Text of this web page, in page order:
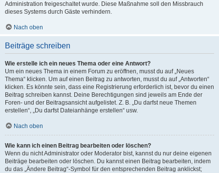
Administration freigeschaltet wurde. Diese Maßnahme soll den Missbrauch
dieses Systems durch Gäste verhindern.
Nach oben
Beiträge schreiben
Wie erstelle ich ein neues Thema oder eine Antwort?
Um ein neues Thema in einem Forum zu eröffnen, musst du auf „Neues
Thema“ klicken. Um auf einen Beitrag zu antworten, musst du auf „Antworten“
klicken. Es könnte sein, dass eine Registrierung erforderlich ist, bevor du einen
Beitrag schreiben kannst. Deine Berechtigungen sind jeweils am Ende der
Foren- und der Beitragsansicht aufgelistet. Z. B. „Du darfst neue Themen
erstellen“, „Du darfst Dateianhänge erstellen“ usw.
Nach oben
Wie kann ich einen Beitrag bearbeiten oder löschen?
Wenn du nicht Administrator oder Moderator bist, kannst du nur deine eigenen
Beiträge bearbeiten oder löschen. Du kannst einen Beitrag bearbeiten, indem
du das „Ändere Beitrag“-Symbol für den entsprechenden Beitrag anklickst;